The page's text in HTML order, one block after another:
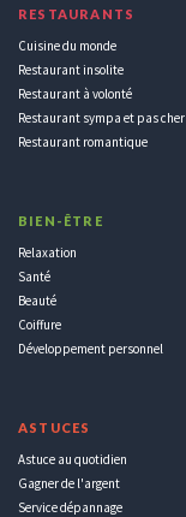
RESTAURANTS
Cuisine du monde
Restaurant insolite
Restaurant à volonté
Restaurant sympa et pas cher
Restaurant romantique
BIEN-ÊTRE
Relaxation
Santé
Beauté
Coiffure
Développement personnel
ASTUCES
Astuce au quotidien
Gagner de l'argent
Service dépannage